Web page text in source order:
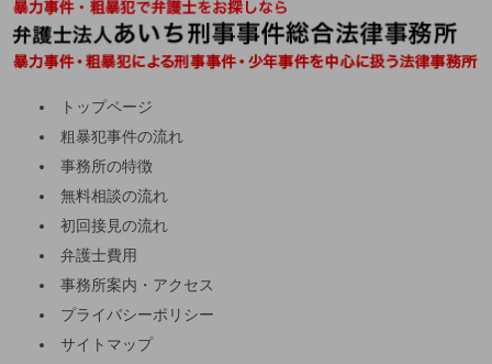
トップページ
粗暴犯事件の流れ
事務所の特徴
無料相談の流れ
初回接見の流れ
弁護士費用
事務所案内・アクセス
プライバシーポリシー
サイトマップ